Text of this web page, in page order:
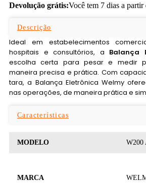
Devolução grátis:Você tem 7 dias a
Descrição
Ideal em estabelecimentos
hospitais e consultórios, a Balança
escolha certa para pesar e medir
maneira precisa e prática. Com
tara, a Balança Eletrônica Welmy
nas operações, de maneira prática e
Características
MODELO W200
MARCA